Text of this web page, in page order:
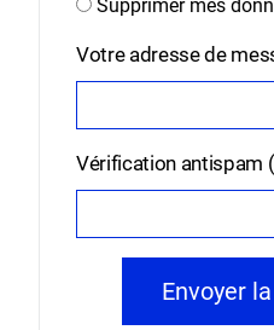
Supprimer mes
Votre adresse de
Vérification antispam